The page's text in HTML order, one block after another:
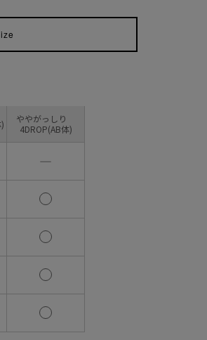
ややがっしり
4DROP(AB体)
―